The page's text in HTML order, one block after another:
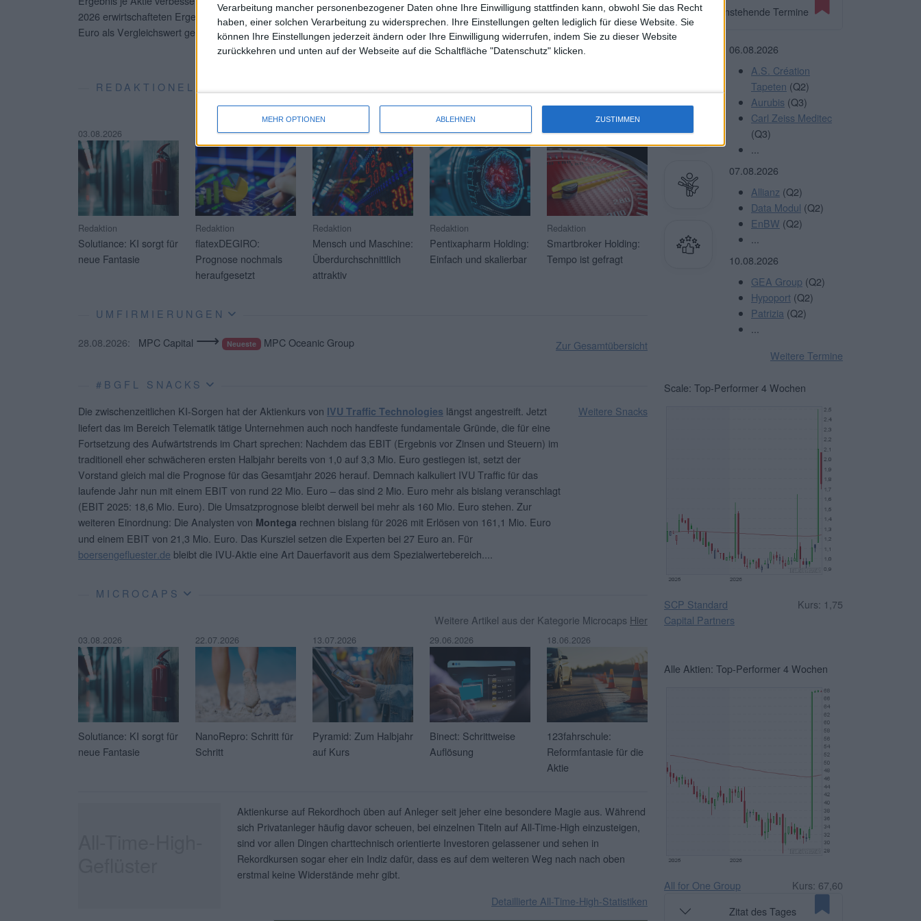
Verarbeitung mancher personenbezogener Daten ohne Ihre Einwilligung stattfinden kann, obwohl Sie das Recht
haben, einer solchen Verarbeitung zu widersprechen. Ihre Einstellungen gelten lediglich für diese Website. Sie
können Ihre Einstellungen jederzeit ändern oder Ihre Einwilligung widerrufen, indem Sie zu dieser Website
zurückkehren und unten auf der Webseite auf die Schaltfläche "Datenschutz" klicken.
MEHR OPTIONEN ABLEHNEN ZUSTIMMEN
2026 erwirtschafteten Ergebnis je Aktie von 1,19 Euro das für das Gesamtjahr 2025 ausgewiesene Ergebnis je Aktie von 1,74
Euro als Vergleichswert gegenüber....
REDAKTIONELLE SOFT-COVERAGE
Mehr Artikel über aktuelle Soft-Coverage-Kunden? Klicken SieHIER
03.08.2026
Redaktion
Solutiance: KI sorgt für
neue Fantasie
23.07.2026
Redaktion
flatexDEGIRO:
Prognose nochmals
heraufgesetzt
21.07.2026
Redaktion
Mensch und Maschine:
Überdurchschnittlich
attraktiv
17.07.2026
Redaktion
Pentixapharm Holding:
Einfach und skalierbar
16.07.2026
Redaktion
Smartbroker Holding:
Tempo ist gefragt
UMFIRMIERUNGEN
28.08.2026:
MPC Capital ⟶ Neueste MPC Oceanic Group Zur Gesamtübersicht
#BGFL SNACKS
Die zwischenzeitlichen KI-Sorgen hat der Aktienkurs von IVU Traffic Technologies längst angestreift. Jetzt
liefert das im Bereich Telematik tätige Unternehmen auch noch handfeste fundamentale Gründe, die für eine
Fortsetzung des Aufwärtstrends im Chart sprechen: Nachdem das EBIT (Ergebnis vor Zinsen und Steuern) im
traditionell eher schwächeren ersten Halbjahr bereits von 1,0 auf 3,3 Mio. Euro gestiegen ist, setzt der
Vorstand gleich mal die Prognose für das Gesamtjahr 2026 herauf. Demnach kalkuliert IVU Traffic für das
laufende Jahr nun mit einem EBIT von rund 22 Mio. Euro – das sind 2 Mio. Euro mehr als bislang veranschlagt
(EBIT 2025: 18,6 Mio. Euro). Die Umsatzprognose bleibt derweil bei mehr als 160 Mio. Euro stehen. Zur
weiteren Einordnung: Die Analysten von Montega rechnen bislang für 2026 mit Erlösen von 161,1 Mio. Euro
und einem EBIT von 21,3 Mio. Euro. Das Kursziel setzen die Experten bei 27 Euro an. Für
boersengefluester.de bleibt die IVU-Aktie eine Art Dauerfavorit aus dem Spezialwertebereich.
Weitere Snacks
MICROCAPS
Weitere Artikel aus der Kategorie Microcaps Hier
03.08.2026
Solutiance: KI sorgt für
neue Fantasie
22.07.2026
NanoRepro: Schritt für
Schritt
13.07.2026
Pyramid: Zum Halbjahr
auf Kurs
29.06.2026
Binect: Schrittweise
Auflösung
18.06.2026
123fahrschule:
Reformfantasie für die
Aktie
Aktienkurse auf Rekordhoch üben auf Anleger seit jeher eine besondere Magie aus. Während
sich Privatanleger häufig davor scheuen, bei einzelnen Titeln auf All-Time-High einzusteigen,
sind vor allen Dingen charttechnisch orientierte Investoren gelassener und sehen in
Rekordkursen sogar eher ein Indiz dafür, dass es auf dem weiteren Weg nach nach oben
erstmal keine Widerstände mehr gibt.
Detaillierte All-Time-High-Statistiken
Anstehende Termine
06.08.2026
A.S. Création
Tapeten (Q2)
Aurubis (Q3)
Carl Zeiss Meditec
(Q3)
07.08.2026
Allianz (Q2)
Data Modul (Q2)
EnBW (Q2)
10.08.2026
GEA Group (Q2)
Hypoport (Q2)
Patrizia (Q2)
Weitere Termine
Scale: Top-Performer 4 Wochen
SCP Standard
Capital Partners
Kurs: 1,75
Alle Aktien: Top-Performer 4 Wochen
All for One Group
Kurs: 67,60
Zitat des Tages